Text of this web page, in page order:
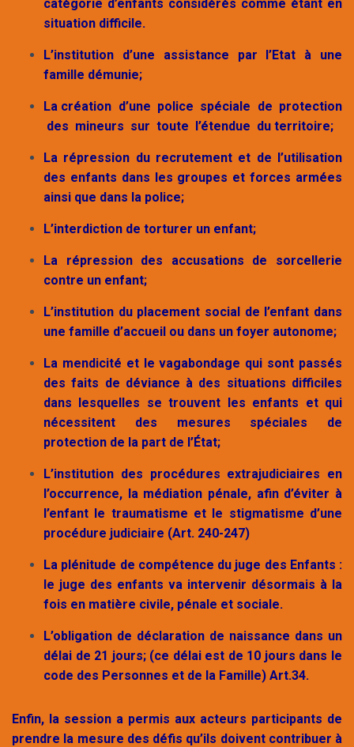
catégorie d’enfants considérés comme étant en
situation difficile.
L’institution d’une assistance par l’Etat à une
famille démunie;
La création d’une police spéciale de protection
des mineurs sur toute l’étendue du territoire;
La répression du recrutement et de l’utilisation
des enfants dans les groupes et forces armées
ainsi que dans la police;
L’interdiction de torturer un enfant;
La répression des accusations de sorcellerie
contre un enfant;
L’institution du placement social de l’enfant dans
une famille d’accueil ou dans un foyer autonome;
La mendicité et le vagabondage qui sont passés
des faits de déviance à des situations difficiles
dans lesquelles se trouvent les enfants et qui
nécessitent des mesures spéciales de
protection de la part de l’État;
L’institution des procédures extrajudiciaires en
l’occurrence, la médiation pénale, afin d’éviter à
l’enfant le traumatisme et le stigmatisme d’une
procédure judiciaire (Art. 240-247)
La plénitude de compétence du juge des Enfants :
le juge des enfants va intervenir désormais à la
fois en matière civile, pénale et sociale.
L’obligation de déclaration de naissance dans un
délai de 21 jours; (ce délai est de 10 jours dans le
code des Personnes et de la Famille) Art.34.
Enfin, la session a permis aux acteurs participants de
prendre la mesure des défis qu’ils doivent contribuer à